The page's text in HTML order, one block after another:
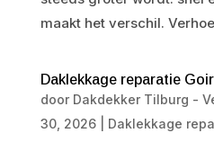
maakt het verschil.
Daklekkage reparatie
door Dakdekker Tilburg -
30, 2026| Daklekkage